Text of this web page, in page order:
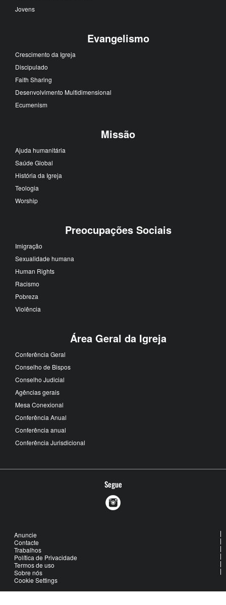
Jovens
Evangelismo
Crescimento da Igreja
Discipulado
Faith Sharing
Desenvolvimento Multidimensional
Ecumenism
Missão
Ajuda humanitária
Saúde Global
História da Igreja
Teologia
Worship
Preocupações Sociais
Imigração
Sexualidade humana
Human Rights
Racismo
Pobreza
Violência
Área Geral da Igreja
Conferência Geral
Conselho de Bispos
Conselho Judicial
Agências gerais
Mesa Conexional
Conferência Anual
Conferência anual
Conferência Jurisdicional
Segue
Anuncie
Contacte
Trabalhos
Política de Privacidade
Termos de uso
Sobre nós
Cookie Settings